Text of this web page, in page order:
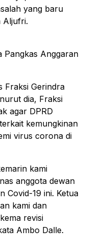
yang baru
Aljufri.
Pangkas Anggaran
Fraksi Gerindra
dia, Fraksi
agar DPRD
kemungkinan
virus corona di
kami
anggota dewan
Covid-19 ini. Ketua
kami dan
revisi
Ambo Dalle.